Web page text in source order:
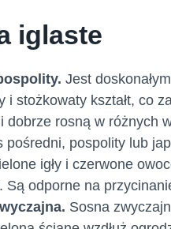
iglaste
Jest
i stożkowaty kształt, co
dobrze rosną w różnych
pośredni, pospolity lub
igły i czerwone
Są odporne na
Sosna